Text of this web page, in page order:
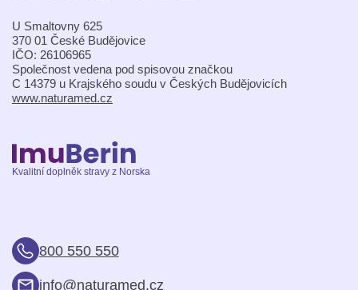
U Smaltovny 625
370 01 České Budějovice
IČO: 26106965
Společnost vedena pod spisovou značkou
C 14379 u Krajského soudu v Českých Budějovicích
www.naturamed.cz
Kvalitní doplněk stravy z Norska
800 550 550
info@naturamed.cz